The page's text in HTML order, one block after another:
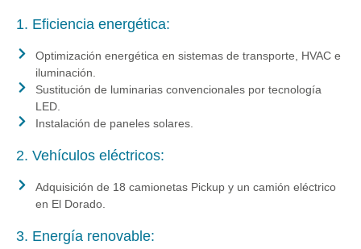
1. Eficiencia energética:
Optimización energética en sistemas de transporte, HVAC e
iluminación.
Sustitución de luminarias convencionales por tecnología
LED.
Instalación de paneles solares.
2. Vehículos eléctricos:
Adquisición de 18 camionetas Pickup y un camión eléctrico
en El Dorado.
3. Energía renovable: